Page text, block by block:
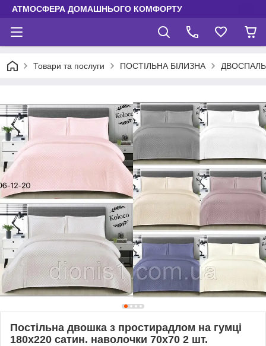
АТМОСФЕРА ДОМАШНЬОГО КОМФОРТУ
Товари та послуги ПОСТІЛЬНА БІЛИЗНА
Постільна двошка з простирадлом на гумці
180х220 сатин. наволочки 70х70 2 шт.